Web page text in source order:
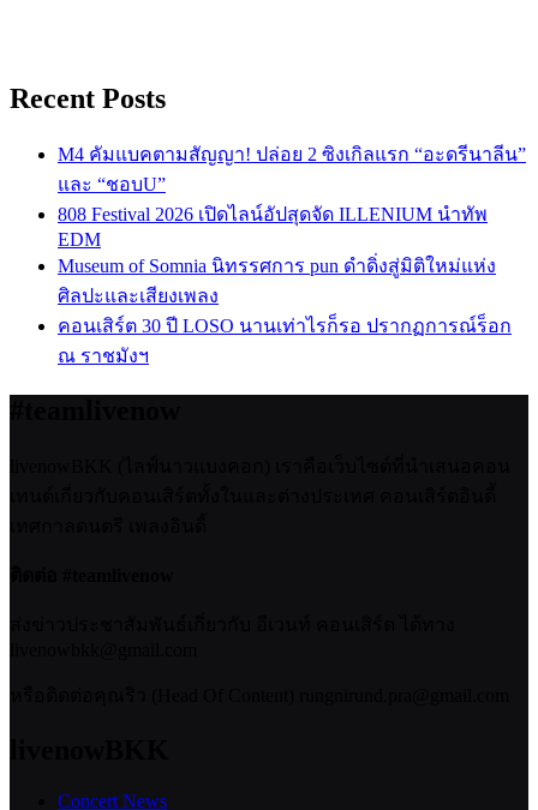
Recent Posts
M4 คัมแบคตามสัญญา! ปล่อย 2 ซิงเกิลแรก “อะดรีนาลีน”
และ “ชอบU”
808 Festival 2026 เปิดไลน์อัปสุดจัด ILLENIUM นำทัพ
EDM
Museum of Somnia นิทรรศการ pun ดำดิ่งสู่มิติใหม่แห่ง
ศิลปะและเสียงเพลง
คอนเสิร์ต 30 ปี LOSO นานเท่าไรก็รอ ปรากฏการณ์ร็อก
ณ ราชมังฯ
Concert News